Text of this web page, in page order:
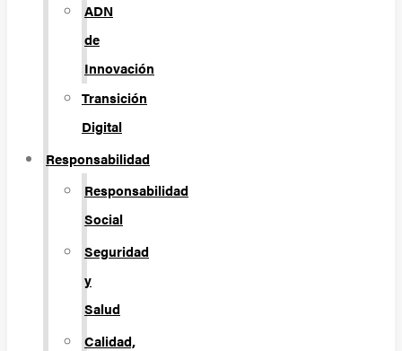
ADN
de
Innovación
Transición
Digital
Responsabilidad
Responsabilidad
Social
Seguridad
y
Salud
Calidad,